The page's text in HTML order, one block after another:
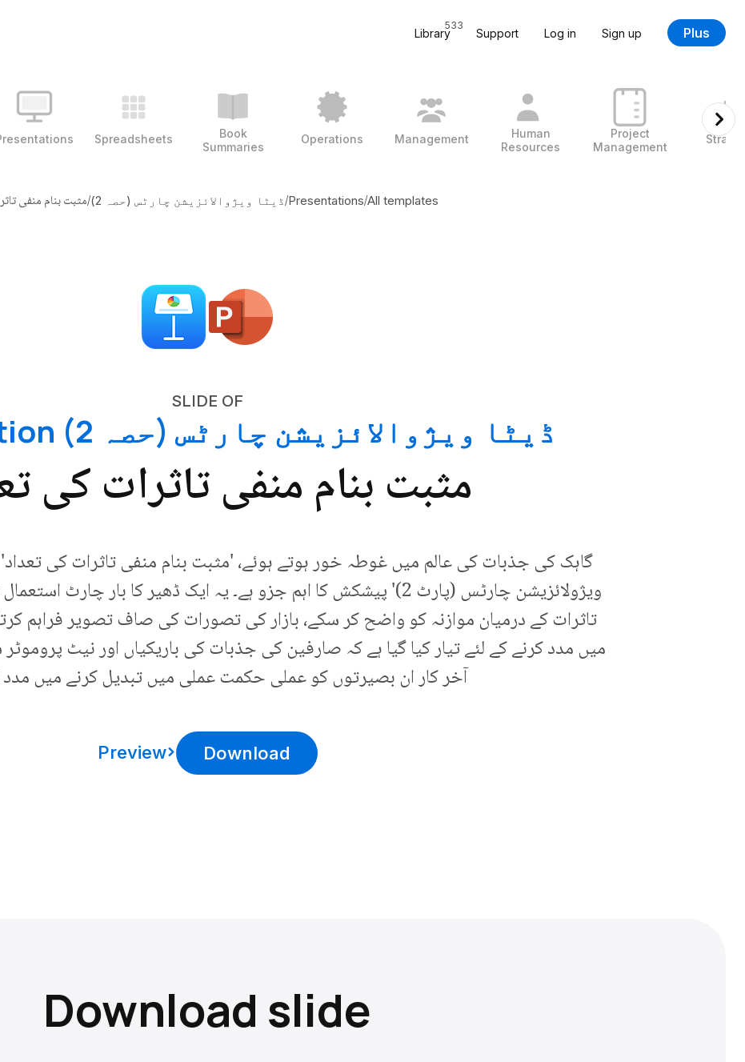
Library
533
Support Log in Sign up Plus
Spreadsheets
Book
Summaries
Operations Management
Human
Resources
Project
Management
All templates
/
Presentations
/ڈیٹا ویژوالائزیشن چارٹس (حصہ 2) /مثبت بنام منفی
SLIDE OF
ڈیٹا ویژوالائزیشن چارٹس (حصہ 2) Presentation
مثبت بنام منفی تاثرات کی
گاہک کی جذبات کی عالم میں غوطہ خور ہوتے ہوئے، 'مثبت بنام منفی تاثرات کی تعداد'
ویژولائزیشن چارٹس (پارٹ 2)' پیشکش کا اہم جزو ہے۔ یہ ایک ڈھیر کا بار
تاثرات کے درمیان موازنہ کو واضح کر سکے، بازار کی تصورات کی صاف تصویر فراہم
میں مدد کرنے کے لئے تیار کیا گیا ہے کہ صارفین کی جذبات کی باریکیاں اور نیٹ
آخر کار ان بصیرتوں کو عملی حکمت عملی میں تبدیل کرنے میں مدد
Download
Preview
Download slide